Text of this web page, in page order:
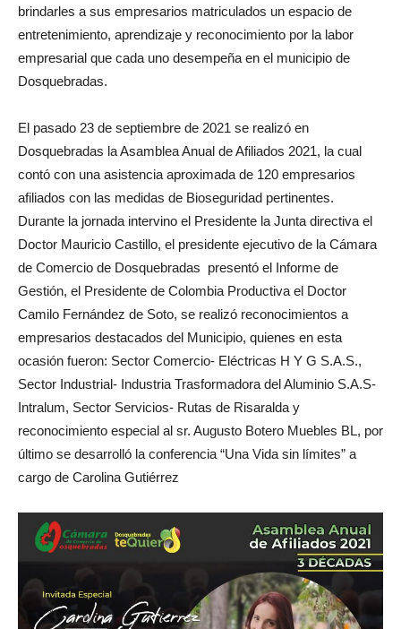
brindarles a sus empresarios matriculados un espacio de
entretenimiento, aprendizaje y reconocimiento por la labor
empresarial que cada uno desempeña en el municipio de
Dosquebradas.
El pasado 23 de septiembre de 2021 se realizó en
Dosquebradas la Asamblea Anual de Afiliados 2021, la cual
contó con una asistencia aproximada de 120 empresarios
afiliados con las medidas de Bioseguridad pertinentes.
Durante la jornada intervino el Presidente la Junta directiva el
Doctor Mauricio Castillo, el presidente ejecutivo de la Cámara
de Comercio de Dosquebradas presentó el Informe de
Gestión, el Presidente de Colombia Productiva el Doctor
Camilo Fernández de Soto, se realizó reconocimientos a
empresarios destacados del Municipio, quienes en esta
ocasión fueron: Sector Comercio- Eléctricas H Y G S.A.S.,
Sector Industrial- Industria Trasformadora del Aluminio S.A.S-
Intralum, Sector Servicios- Rutas de Risaralda y
reconocimiento especial al sr. Augusto Botero Muebles BL, por
último se desarrolló la conferencia “Una Vida sin límites” a
cargo de Carolina Gutiérrez